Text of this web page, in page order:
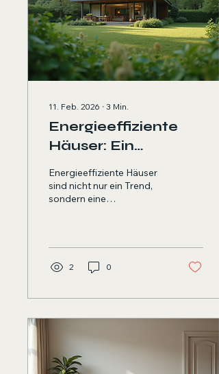
11. Feb. 2026 ∙ 3 Min.
Energieeffiziente
Häuser: Ein
Leitfaden für
Käufer
Energieeffiziente Häuser
sind nicht nur ein Trend,
sondern eine
Energiekosten und der
wachsenden Besorgnis
über den Klimawandel
mehr Käufer für
Immobilien, die
kosteneffizient sind. In
diesem Leitfaden erfahren
Sie, was energieeffiziente
2 0